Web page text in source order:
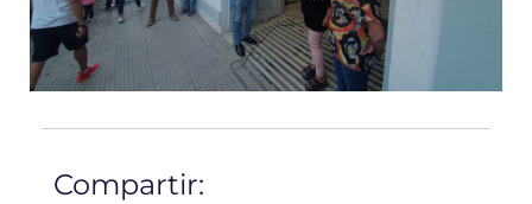
Compartir: